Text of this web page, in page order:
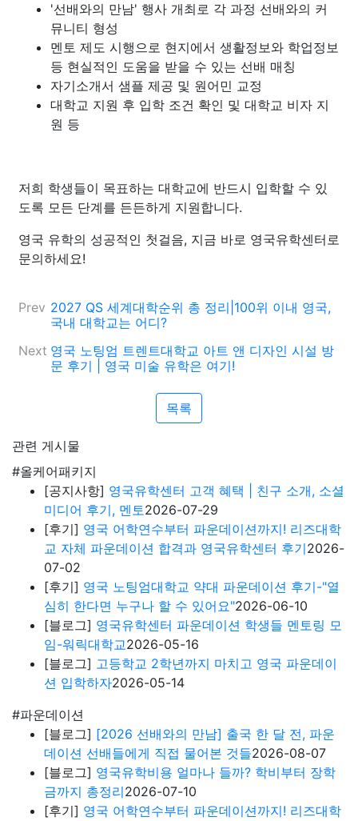
'선배와의 만남' 행사 개최로 각 과정 선배와의 커
뮤니티 형성
멘토 제도 시행으로 현지에서 생활정보와 학업정보
등 현실적인 도움을 받을 수 있는 선배 매칭
자기소개서 샘플 제공 및 원어민 교정
대학교 지원 후 입학 조건 확인 및 대학교 비자 지
원 등
저희 학생들이 목표하는 대학교에 반드시 입학할 수 있
도록 모든 단계를 든든하게 지원합니다.
영국 유학의 성공적인 첫걸음, 지금 바로 영국유학센터로
문의하세요!
Prev 2027 QS 세계대학순위 총 정리|100위 이내 영국,
국내 대학교는 어디?
Next 영국 노팅엄 트렌트대학교 아트 앤 디자인 시설 방
문 후기 | 영국 미술 유학은 여기!
목록
관련 게시물
#올케어패키지
[공지사항] 영국유학센터 고객 혜택 | 친구 소개, 소셜
미디어 후기, 멘토2026-07-29
[후기] 영국 어학연수부터 파운데이션까지! 리즈대학
교 자체 파운데이션 합격과 영국유학센터 후기2026-
07-02
[후기] 영국 노팅엄대학교 약대 파운데이션 후기-"열
심히 한다면 누구나 할 수 있어요"2026-06-10
[블로그] 영국유학센터 파운데이션 학생들 멘토링 모
임-워릭대학교2026-05-16
[블로그] 고등학교 2학년까지 마치고 영국 파운데이
션 입학하자2026-05-14
#파운데이션
[블로그] [2026 선배와의 만남] 출국 한 달 전, 파운
데이션 선배들에게 직접 물어본 것들2026-08-07
[블로그] 영국유학비용 얼마나 들까? 학비부터 장학
금까지 총정리2026-07-10
[후기] 영국 어학연수부터 파운데이션까지! 리즈대학